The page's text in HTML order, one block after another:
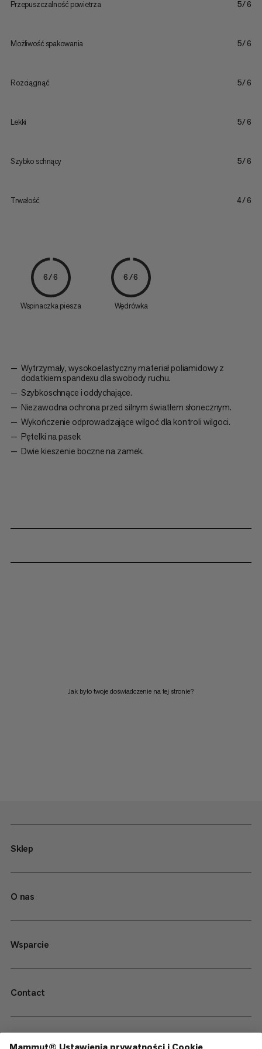
Przepuszczalność powietrza 5/6
Możliwość spakowania 5/6
Rozciągnąć 5/6
Lekki 5/6
Szybko schnący 5/6
Trwałość 4/6
6/6
Wspinaczka piesza
6/6
Wędrówka
Wytrzymały, wysokoelastyczny materiał poliamidowy z
dodatkiem spandexu dla swobody ruchu.
Szybkoschnące i oddychające.
Niezawodna ochrona przed silnym światłem słonecznym.
Wykończenie odprowadzające wilgoć dla kontroli wilgoci.
Pętelki na pasek
Dwie kieszenie boczne na zamek.
Jak było twoje doświadczenie na tej stronie?
Sklep
O nas
Wsparcie
Contact